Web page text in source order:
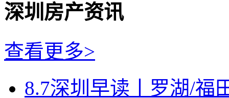
深圳房产资讯
查看更多>
8.7深圳早读丨罗湖/福